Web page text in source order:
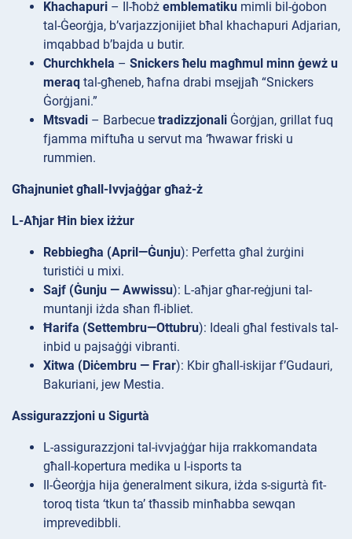
Khachapuri – Il-ħobż emblematiku mimli bil-ġobon
tal-Ġeorġja, b’varjazzjonijiet bħal khachapuri Adjarian,
imqabbad b’bajda u butir.
Churchkhela – Snickers ħelu magħmul minn ġewż u
meraq tal-għeneb, ħafna drabi msejjaħ “Snickers
Ġorġjani.”
Mtsvadi – Barbecue tradizzjonali Ġorġjan, grillat fuq
fjamma miftuħa u servut ma ‘ħwawar friski u
rummien.
Għajnuniet għall-Ivvjaġġar għaż-ż
L-Aħjar Ħin biex iżżur
Rebbiegħa (April—Ġunju): Perfetta għal żurġini
turistiċi u mixi.
Sajf (Ġunju — Awwissu): L-aħjar għar-reġjuni tal-
muntanji iżda sħan fl-ibliet.
Ħarifa (Settembru—Ottubru): Ideali għal festivals tal-
inbid u pajsaġġi vibranti.
Xitwa (Diċembru — Frar): Kbir għall-iskijar f’Gudauri,
Bakuriani, jew Mestia.
Assigurazzjoni u Sigurtà
L-assigurazzjoni tal-ivvjaġġar hija rrakkomandata
għall-kopertura medika u l-isports ta
Il-Ġeorġja hija ġeneralment sikura, iżda s-sigurtà fit-
toroq tista ‘tkun ta’ tħassib minħabba sewqan
imprevedibbli.